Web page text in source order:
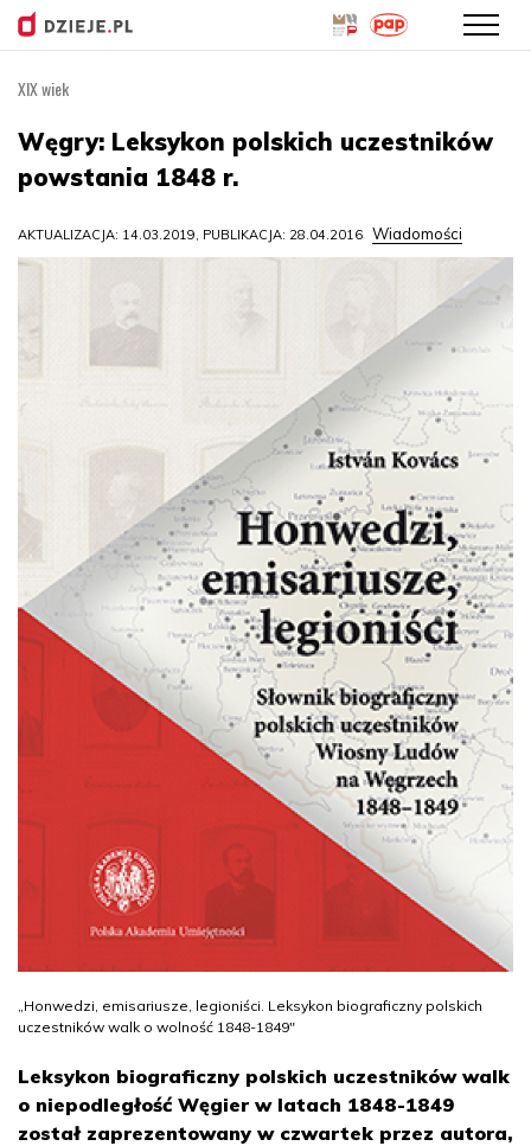
treści
XIX wiek
Węgry: Leksykon polskich uczestników
powstania 1848 r.
AKTUALIZACJA: 14.03.2019, PUBLIKACJA: 28.04.2016 Wiadomości
„Honwedzi, emisariusze, legioniści. Leksykon biograficzny polskich
uczestników walk o wolność 1848-1849"
Leksykon biograficzny polskich uczestników walk
o niepodległość Węgier w latach 1848-1849
został zaprezentowany w czwartek przez autora,